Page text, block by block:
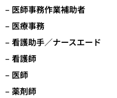
– 医師事務作業補助者
– 医療事務
– 看護助手／ナースエード
– 看護師
– 医師
– 薬剤師